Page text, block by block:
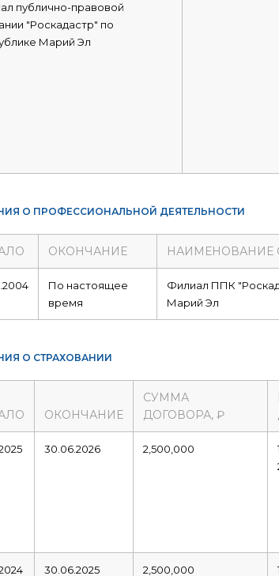
публично-правовой
"Роскадастр" по
Марий Эл
О ПРОФЕССИОНАЛЬНОЙ ДЕЯТЕЛЬНОСТИ
ОКОНЧАНИЕ НАИМЕНОВАНИЕ
По настоящее
время
Филиал ППК
Марий Эл
О СТРАХОВАНИИ
ОКОНЧАНИЕ
СУММА
ДОГОВОРА, ₽
30.06.2026 2,500,000
30.06.2025 2,500,000